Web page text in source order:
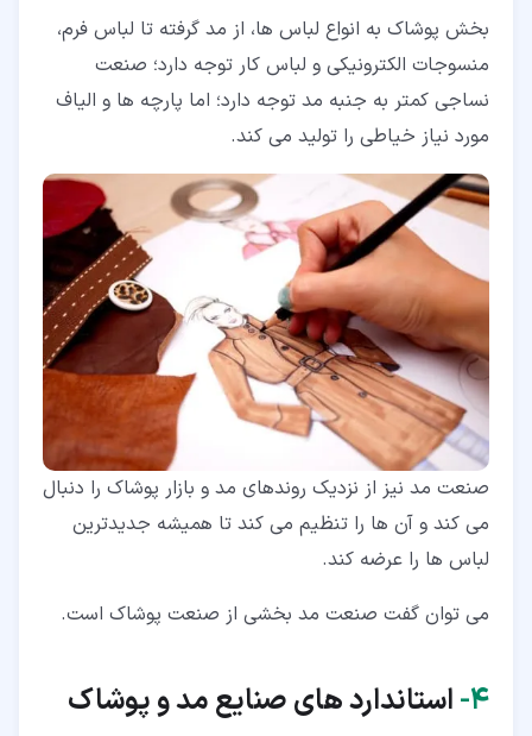
بخش پوشاک به انواع لباس ها، از مد گرفته تا لباس فرم،
منسوجات الکترونیکی و لباس کار توجه دارد؛ صنعت
نساجی کمتر به جنبه مد توجه دارد؛ اما پارچه ها و الیاف
مورد نیاز خیاطی را تولید می کند.
صنعت مد نیز از نزدیک روندهای مد و بازار پوشاک را دنبال
می کند و آن ها را تنظیم می کند تا همیشه جدیدترین
لباس ها را عرضه کند.
می توان گفت صنعت مد بخشی از صنعت پوشاک است.
۴‏- استاندارد های صنایع مد و پوشاک